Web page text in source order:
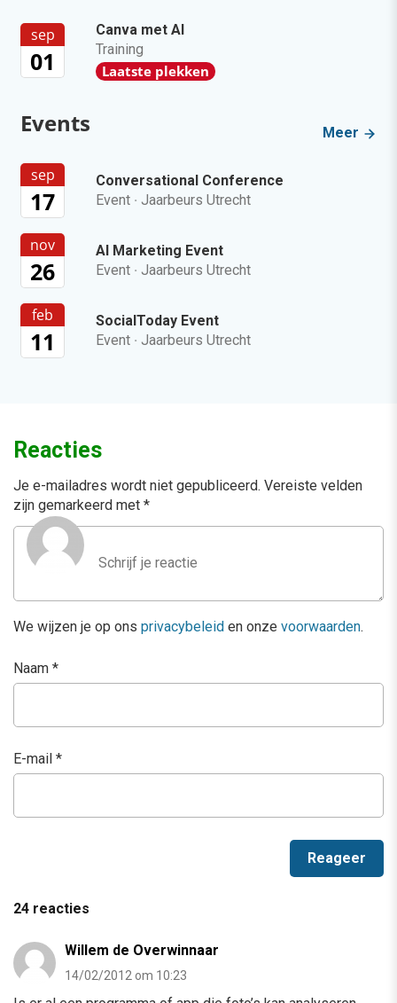
sep
01
Canva met AI
Training
Laatste plekken
Events Meer
sep
17
Conversational Conference
Event · Jaarbeurs Utrecht
nov
26
AI Marketing Event
Event · Jaarbeurs Utrecht
feb
11
SocialToday Event
Event · Jaarbeurs Utrecht
Reacties
Je e-mailadres wordt niet gepubliceerd. Vereiste velden
zijn gemarkeerd met *
We wijzen je op ons privacybeleid en onze voorwaarden.
Naam *
E-mail *
24 reacties
Willem de Overwinnaar
14/02/2012 om 10:23